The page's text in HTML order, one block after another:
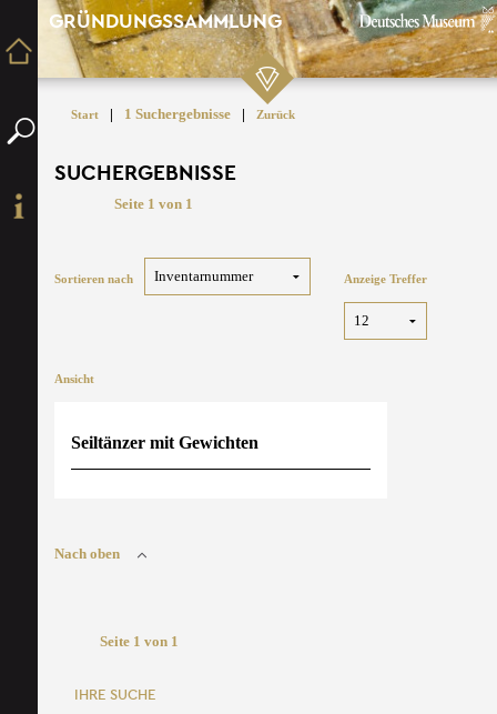
GRÜNDUNGSSAMMLUNG
Start | 1 Suchergebnisse | Zurück
SUCHERGEBNISSE
Seite 1 von 1
Sortieren nach Anzeige Treffer
Ansicht
Seiltänzer mit Gewichten
Nach oben
Seite 1 von 1
IHRE SUCHE